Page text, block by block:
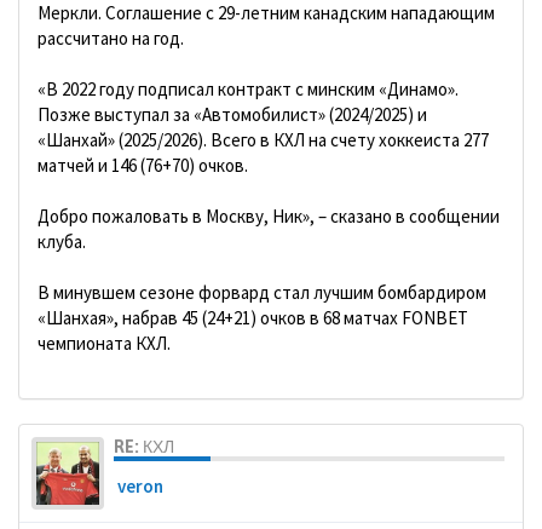
Меркли. Соглашение с 29-летним канадским нападающим
рассчитано на год.
«В 2022 году подписал контракт с минским «Динамо».
Позже выступал за «Автомобилист» (2024/2025) и
«Шанхай» (2025/2026). Всего в КХЛ на счету хоккеиста 277
матчей и 146 (76+70) очков.
Добро пожаловать в Москву, Ник», – сказано в сообщении
клуба.
В минувшем сезоне форвард стал лучшим бомбардиром
«Шанхая», набрав 45 (24+21) очков в 68 матчах FONBET
чемпионата КХЛ.
RE: КХЛ
veron